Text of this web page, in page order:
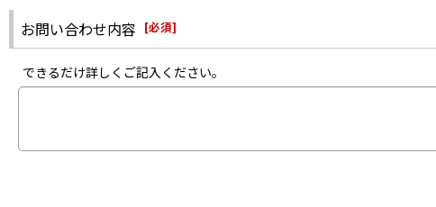
お問い合わせ内容 [必須]
できるだけ詳しくご記入ください。